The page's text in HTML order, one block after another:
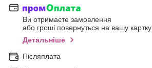
Ви отримаєте замовлення
або гроші повернуться на вашу картку
Детальніше
Післяплата